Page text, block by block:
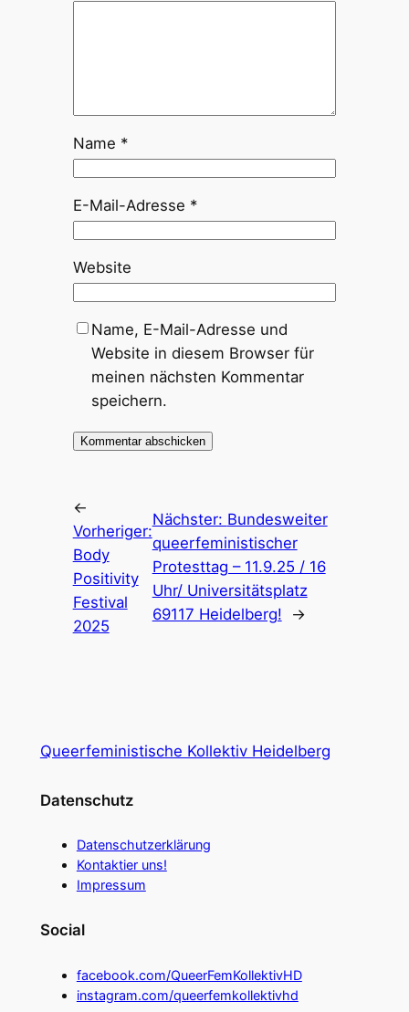
Name *
E-Mail-Adresse *
Website
Name, E-Mail-Adresse und
Website in diesem Browser für
meinen nächsten Kommentar
speichern.
←
Vorheriger:
Body
Positivity
Festival
2025
Nächster: Bundesweiter
queerfeministischer
Protesttag – 11.9.25 / 16
Uhr/ Universitätsplatz
69117 Heidelberg!
→
Queerfeministische Kollektiv Heidelberg
Datenschutz
Datenschutzerklärung
Kontaktier uns!
Impressum
Social
facebook.com/QueerFemKollektivHD
instagram.com/queerfemkollektivhd